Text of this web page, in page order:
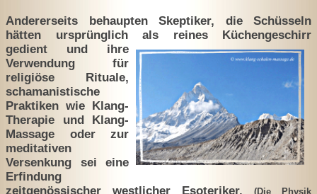
Andererseits behaupten Skeptiker, die Schüsseln
hätten ursprünglich als reines Küchengeschirr
gedient und ihre
Verwendung für
religiöse Rituale,
schamanistische
Praktiken wie Klang-
Therapie und Klang-
Massage oder zur
meditativen
Versenkung sei eine
Erfindung
zeitgenössischer westlicher Esoteriker.
(Die Physik